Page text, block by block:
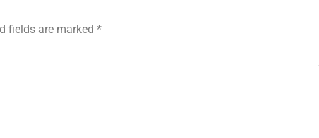
fields are marked *